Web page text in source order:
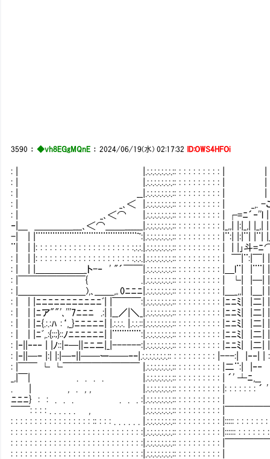
3590 ：◆vh8EGgMQnE ：2024/06/19(水) 02:17:32 ID:OWS4HFOi
: | |.:.:.:.:.:.:.:.:: : : : : : : : : : | | | | |
: | |.:.:.:.:.:.:.:.:: : : : : : : : : : | | | | _l．-
: | __|.:.:.:.:.:.:.:.:: : : : : : : : : : | | |,．-こ-
: | _､＜ |.:.:.:.:.:.:.:.:: : : : : : : : : : | _,. -こ-ｉ
: | _､＜⌒ |.:.:.:.:.:.:.:.:: : : : : : : : : : | ┌=ﾆ´‐''l |｜
‐|＿ ＿＿＿＿___､＜⌒＿＿______|.:.:.:.:.:.:.:.:: : : : : : : : : : |_,,|
-| | |¨¨¨¨¨¨¨¨¨¨¨¨¨¨¨¨¨¨¨¨¨~:|.:.:.:.:.:.:.:.:: : : : : : : : : : |¨:|
¨| | |: : : : : : : : : : : : : : : : : : : : :.:.:.|.:.:.:.:.:.:.:.:: : : : : : : : : : | | |｣
: | | |: : : : : : : : : : : : : : : : : : : : :.:.:.|.:.:.:.:.:.:.:.:: : : : : : : : : : |
: | | |＿＿＿＿＿_ト-‐ ' "´￣￣|.:.:.:.:.:.:.:.:: : : : : : : : : : |＿l¨|
: |￣￣￣￣￣￣￣{ .|.:.:.:.:.:.:.:.:: : : : : : : : : : | └| |─| |
: |＿＿＿＿＿＿＿),､＿＿,｡0ﾆﾆﾆ|.:.:.:.:.:.:.:.:: : : : : : : : : : |＿_,,|
: | | |ﾆﾆﾆﾆﾆﾆﾆﾆﾆﾆﾆﾞ| |￣￣￣:|.:.:.:.:.:.:.:.:: : : : : : : : : : |ﾆﾆ
: | | |ﾆア""'､'''7ﾆﾆﾆ .:| |__／|＼_|.:.:.:.:.:.:.:.:: : : : : : : : : : |ﾆﾆﾐ| |
: | | |ﾆ{.:.:ﾊ :‘,_}ﾆﾆﾆﾆﾆ| |.:.:.:. |.:.:.::|.:.:.:.:.:.:.:.:: : : : : : : : : : |ﾆﾆﾐ|
: | | |ﾆﾞ,.:{;:;}::ﾉﾆﾆﾆﾆﾆﾆ| |¨¨¨¨¨¨:|.:.:.:.:.:.:.:.:: : : : : : : : : : |ﾆﾆﾐ|
: |‐||‐‐‐ | |ﾉ::|‐─||ﾆﾆニ|_|------:|.:.:.:.:.:.:.:.:: : : : : : : : : : |ﾆﾆﾐ|
: |‐||─ｰ |:| |:|─ｰ||──ー──ｰｰ|.:.:.:.:.:.:.:.:: : : : : : : : : : |---:| |‐‐| |
: |￣￣ └ └￣￣￣￣￣￣￣￣ |.:.:.:.:.:.:.:.:: : : : : : : : : : |二¨:|
_,|￣| . . . . |.:.:.:.:.:.:.:.:: : : : : : : : : : | ´' ┴ﾆ,__ `ｰ‐
. | , . , , |.:.:.:.:.:.:.:.:: : : : : : : : : : |: : : : : : : ´ ' ‐
ﾆﾆﾆ} : : . . . . . . :|.:.:.:.:.:.:.:.:: : : : : : : : : : | ＾'
￣￣: : : : . . . . . . , |.:.:.:.:.:.:.:.:: : : : : : : : : : |￣￣￣￣￣
: : : : : : : : : : : : : : : : : :: : : : . . . . . . |.:.:.:.:.:.:.:.:: : : : : : : : : : |::::: : : : : : : : : :
: : : : : : : : : : : : : : : : : : : : : : : : : : : :|.:.:.:.:.:.:.:.:: : : : : : : : : : |:::::: : : : : : : : :
: : : : : : : : : : : : : : : : : : : : : : : : : : : :|.:.:.:.:.:.:.:.:: : : : : : : : : : |￣￣
: : : : : : : : : : : : : : : : : : : : : : : : : : : :|.:.:.:.:.:.:.:.:: : : :